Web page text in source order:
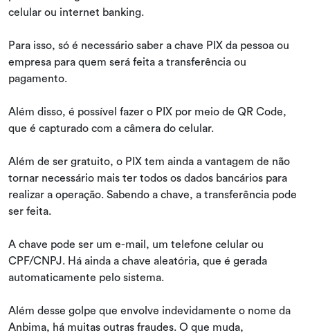
celular ou internet banking.
Para isso, só é necessário saber a chave PIX da pessoa ou
empresa para quem será feita a transferência ou
pagamento.
Além disso, é possível fazer o PIX por meio de QR Code,
que é capturado com a câmera do celular.
Além de ser gratuito, o PIX tem ainda a vantagem de não
tornar necessário mais ter todos os dados bancários para
realizar a operação. Sabendo a chave, a transferência pode
ser feita.
A chave pode ser um e-mail, um telefone celular ou
CPF/CNPJ. Há ainda a chave aleatória, que é gerada
automaticamente pelo sistema.
Além desse golpe que envolve indevidamente o nome da
Anbima, há muitas outras fraudes. O que muda,